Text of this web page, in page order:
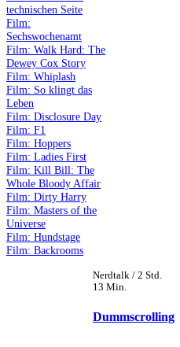
technischen Seite
Film:
Sechswochenamt
Film: Walk Hard: The
Dewey Cox Story
Film: Whiplash
Film: So klingt das
Leben
Film: Disclosure Day
Film: F1
Film: Hoppers
Film: Ladies First
Film: Kill Bill: The
Whole Bloody Affair
Film: Dirty Harry
Film: Masters of the
Universe
Film: Hundstage
Film: Backrooms
Nerdtalk / 2 Std.
13 Min.
Dummscrolling